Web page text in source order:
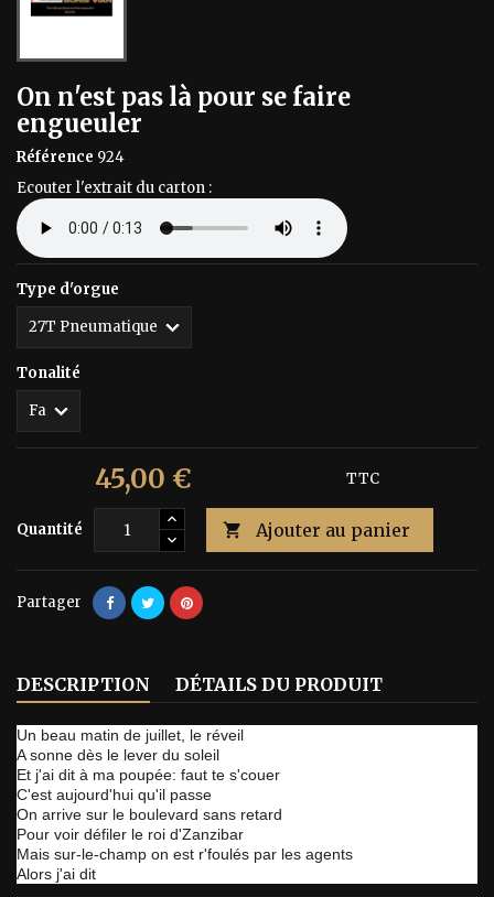
On n'est pas là pour se faire
engueuler
Référence 924
Ecouter l'extrait du carton :
Type d'orgue
Tonalité
45,00 € TTC
Quantité  Ajouter au panier
Partager
DESCRIPTION DÉTAILS DU PRODUIT
Un beau matin de juillet, le réveil
A sonne dès le lever du soleil
Et j'ai dit à ma poupée: faut te s'couer
C'est aujourd'hui qu'il passe
On arrive sur le boulevard sans retard
Pour voir défiler le roi d'Zanzibar
Mais sur-le-champ on est r'foulés par les agents
Alors j'ai dit